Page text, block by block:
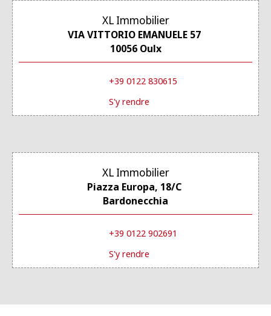
XL Immobilier
VIA VITTORIO EMANUELE 57
10056 Oulx
+39 0122 830615
S'y rendre
XL Immobilier
Piazza Europa, 18/C
Bardonecchia
+39 0122 902691
S'y rendre